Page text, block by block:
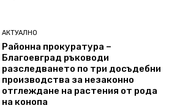
АКТУАЛНО
Районна прокуратура –
Благоевград ръководи
разследването по три досъдебни
производства за незаконно
отглеждане на растения от рода
на конопа